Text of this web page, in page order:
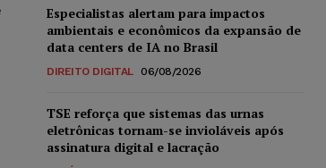
Especialistas alertam para impactos
ambientais e econômicos da expansão de
data centers de IA no Brasil
DIREITO DIGITAL 06/08/2026
TSE reforça que sistemas das urnas
eletrônicas tornam-se invioláveis após
assinatura digital e lacração